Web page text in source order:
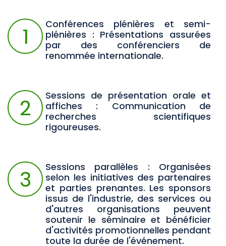
1
Conférences plénières et semi-
plénières : Présentations assurées
par des conférenciers de
renommée internationale.
2
Sessions de présentation orale et
affiches : Communication de
recherches scientifiques
rigoureuses.
3
Sessions parallèles : Organisées
selon les initiatives des partenaires
et parties prenantes. Les sponsors
issus de l'industrie, des services ou
d'autres organisations peuvent
soutenir le séminaire et bénéficier
d'activités promotionnelles pendant
toute la durée de l'événement.